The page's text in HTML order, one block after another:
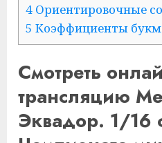
4 Ориентировочные
5 Коэффициенты
Смотреть
трансляцию
Эквадор. 1/16